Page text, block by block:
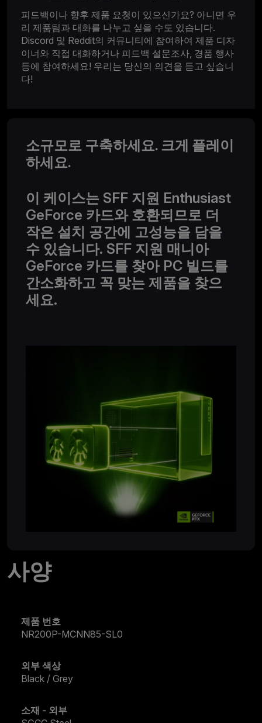
피드백이나 향후 제품 요청이 있으신가요? 아니면 우
리 제품팀과 대화를 나누고 싶을 수도 있습니다.
Discord 및 Reddit의 커뮤니티에 참여하여 제품 디자
이너와 직접 대화하거나 피드백 설문조사, 경품 행사
등에 참여하세요! 우리는 당신의 의견을 듣고 싶습니
다!
소규모로 구축하세요. 크게 플레이
하세요.
이 케이스는 SFF 지원 Enthusiast
GeForce 카드와 호환되므로 더
작은 설치 공간에 고성능을 담을
수 있습니다. SFF 지원 매니아
GeForce 카드를 찾아 PC 빌드를
간소화하고 꼭 맞는 제품을 찾으
세요.
사양
제품 번호
NR200P-MCNN85-SL0
외부 색상
Black / Grey
소재 - 외부